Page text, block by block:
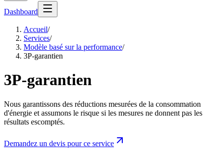
Dashboard
Accueil/
Services/
Modèle basé sur la performance/
3P-garantien
3P-garantien
Nous garantissons des réductions mesurées de la consommation
d'énergie et assumons le risque si les mesures ne donnent pas les
résultats escomptés.
Demandez un devis pour ce service